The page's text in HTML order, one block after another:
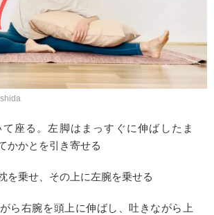
て座る。左脚はまっすぐに伸ばしたま
かかとを引き寄せる
を乗せ、その上に左腕を乗せる
ら右腕を頭上に伸ばし、吐きながら上